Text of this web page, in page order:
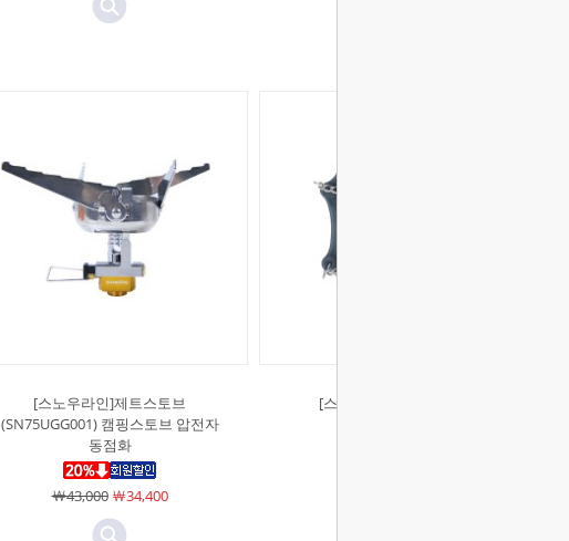
[스노우라인]제트스토브
(SN75UGG001) 캠핑스토브 압전자
동점화
￦43,000￦34,400
[스노우라인]체인젠워크